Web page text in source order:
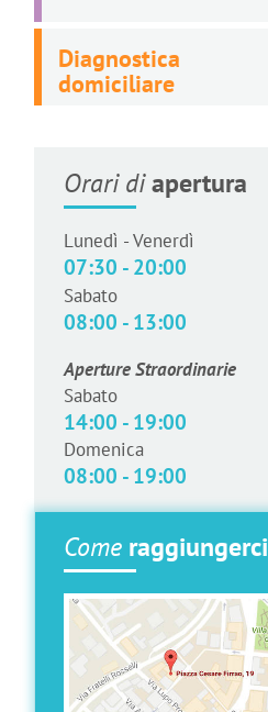
Diagnostica
domiciliare
Orari diapertura
Lunedì - Venerdì
07:30 - 20:00
Sabato
08:00 - 13:00
Aperture Straordinarie
Sabato
14:00 - 19:00
Domenica
08:00 - 19:00
Come raggiungerci